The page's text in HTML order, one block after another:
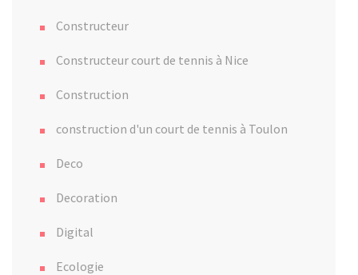
Constructeur
Constructeur court de tennis à Nice
Construction
construction d'un court de tennis à Toulon
Deco
Decoration
Digital
Ecologie